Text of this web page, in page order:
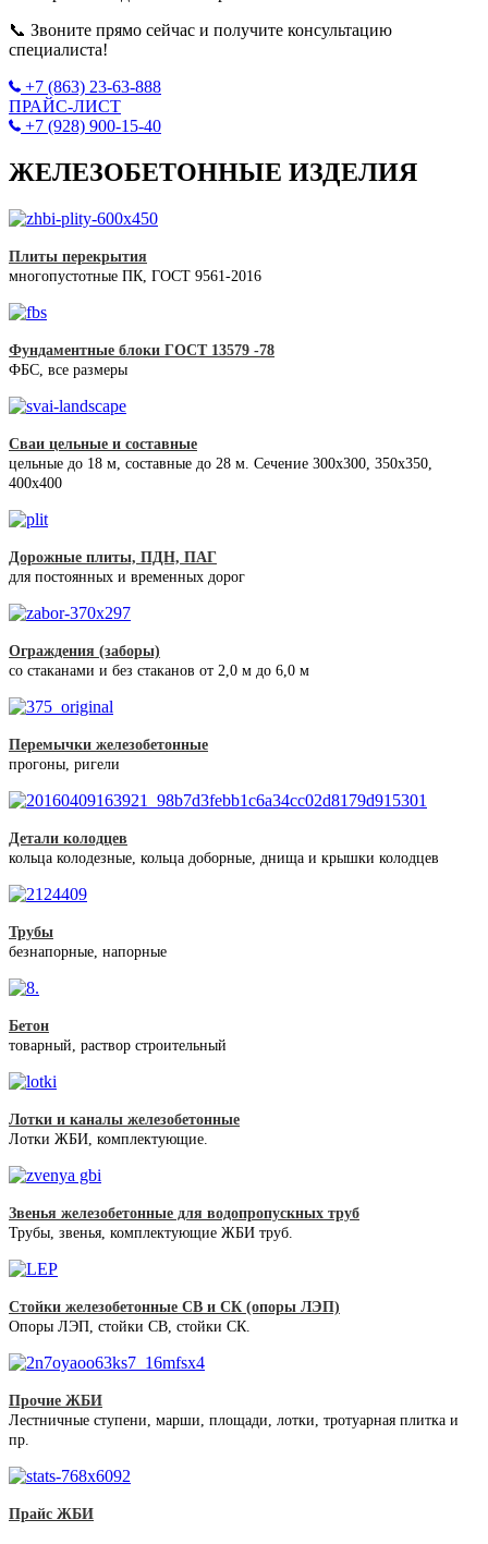
📞 Звоните прямо сейчас и получите консультацию
специалиста!
+7 (863) 23-63-888
ПРАЙС-ЛИСТ
+7 (928) 900-15-40
ЖЕЛЕЗОБЕТОННЫЕ ИЗДЕЛИЯ
Плиты перекрытия
многопустотные ПК, ГОСТ 9561-2016
Фундаментные блоки ГОСТ 13579 -78
ФБС, все размеры
Сваи цельные и составные
цельные до 18 м, составные до 28 м. Сечение 300x300, 350x350,
400х400
Дорожные плиты, ПДН, ПАГ
для постоянных и временных дорог
Ограждения (заборы)
со стаканами и без стаканов от 2,0 м до 6,0 м
Перемычки железобетонные
прогоны, ригели
Детали колодцев
кольца колодезные, кольца доборные, днища и крышки колодцев
Трубы
безнапорные, напорные
Бетон
товарный, раствор строительный
Лотки и каналы железобетонные
Лотки ЖБИ, комплектующие.
Звенья железобетонные для водопропускных труб
Трубы, звенья, комплектующие ЖБИ труб.
Стойки железобетонные СВ и СК (опоры ЛЭП)
Опоры ЛЭП, стойки СВ, стойки СК.
Прочие ЖБИ
Лестничные ступени, марши, площади, лотки, тротуарная плитка и
пр.
Прайс ЖБИ